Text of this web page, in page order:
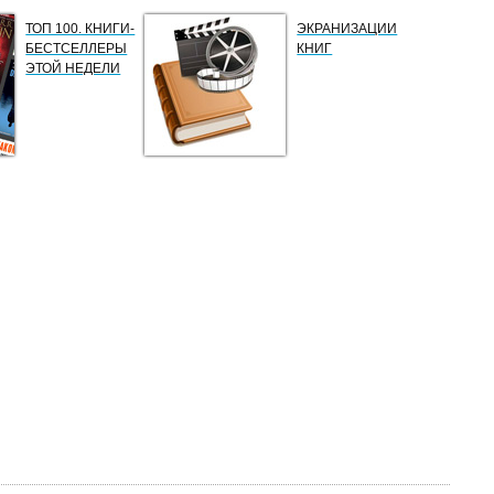
ТОП 100. КНИГИ-
БЕСТСЕЛЛЕРЫ
ЭТОЙ НЕДЕЛИ
ЭКРАНИЗАЦИИ
КНИГ